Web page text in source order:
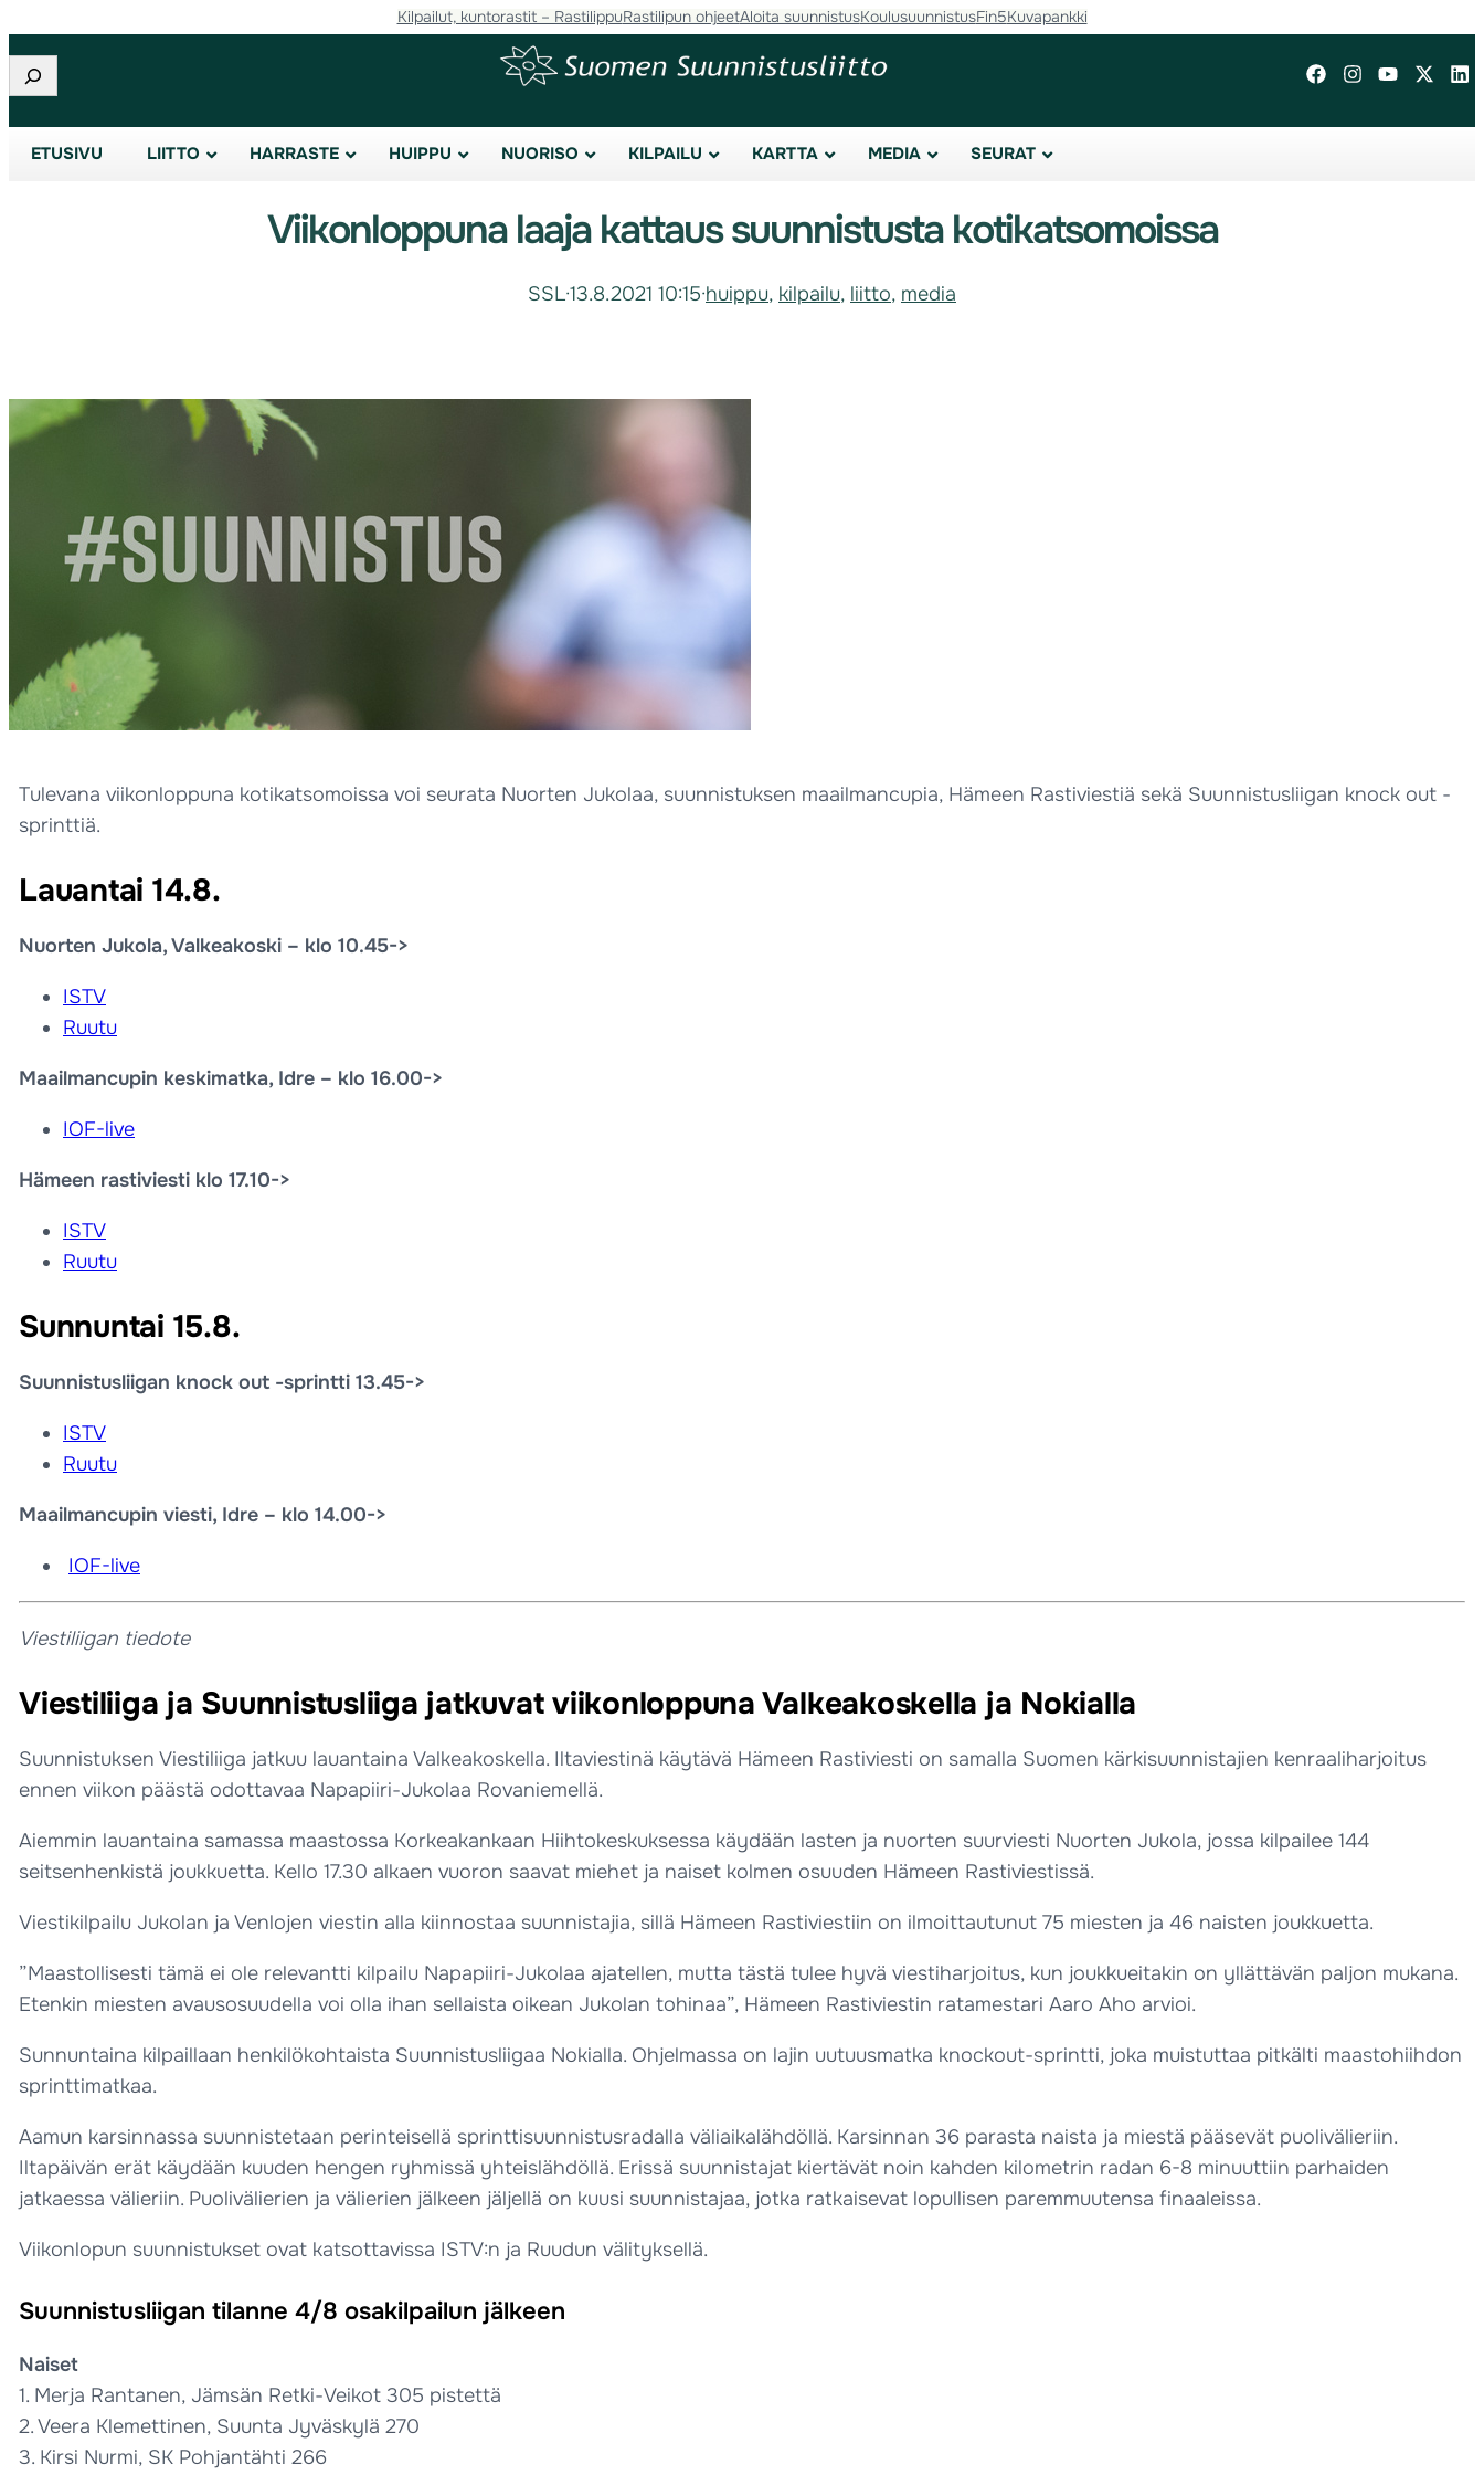
Kilpailut, kuntorastit – RastilippuRastilipun ohjeetAloita suunnistusKoulusuunnistusFin5Kuvapankki
Etsi
ETUSIVU LIITTO HARRASTE HUIPPU NUORISO KILPAILU KARTTA MEDIA SEURAT
Viikonloppuna laaja kattaus suunnistusta kotikatsomoissa
SSL·13.8.2021 10:15·huippu, kilpailu, liitto, media
Tulevana viikonloppuna kotikatsomoissa voi seurata Nuorten Jukolaa, suunnistuksen maailmancupia, Hämeen Rastiviestiä sekä Suunnistusliigan knock out -
sprinttiä.
Lauantai 14.8.
Nuorten Jukola, Valkeakoski – klo 10.45->
ISTV
Ruutu
Maailmancupin keskimatka, Idre – klo 16.00->
IOF-live
Hämeen rastiviesti klo 17.10->
ISTV
Ruutu
Sunnuntai 15.8.
Suunnistusliigan knock out -sprintti 13.45->
ISTV
Ruutu
Maailmancupin viesti, Idre – klo 14.00->
IOF-live
Viestiliigan tiedote
Viestiliiga ja Suunnistusliiga jatkuvat viikonloppuna Valkeakoskella ja Nokialla
Suunnistuksen Viestiliiga jatkuu lauantaina Valkeakoskella. Iltaviestinä käytävä Hämeen Rastiviesti on samalla Suomen kärkisuunnistajien kenraaliharjoitus
ennen viikon päästä odottavaa Napapiiri-Jukolaa Rovaniemellä.
Aiemmin lauantaina samassa maastossa Korkeakankaan Hiihtokeskuksessa käydään lasten ja nuorten suurviesti Nuorten Jukola, jossa kilpailee 144
seitsenhenkistä joukkuetta. Kello 17.30 alkaen vuoron saavat miehet ja naiset kolmen osuuden Hämeen Rastiviestissä.
Viestikilpailu Jukolan ja Venlojen viestin alla kiinnostaa suunnistajia, sillä Hämeen Rastiviestiin on ilmoittautunut 75 miesten ja 46 naisten joukkuetta.
”Maastollisesti tämä ei ole relevantti kilpailu Napapiiri-Jukolaa ajatellen, mutta tästä tulee hyvä viestiharjoitus, kun joukkueitakin on yllättävän paljon mukana.
Etenkin miesten avausosuudella voi olla ihan sellaista oikean Jukolan tohinaa”, Hämeen Rastiviestin ratamestari Aaro Aho arvioi.
Sunnuntaina kilpaillaan henkilökohtaista Suunnistusliigaa Nokialla. Ohjelmassa on lajin uutuusmatka knockout-sprintti, joka muistuttaa pitkälti maastohiihdon
sprinttimatkaa.
Aamun karsinnassa suunnistetaan perinteisellä sprinttisuunnistusradalla väliaikalähdöllä. Karsinnan 36 parasta naista ja miestä pääsevät puolivälieriin.
Iltapäivän erät käydään kuuden hengen ryhmissä yhteislähdöllä. Erissä suunnistajat kiertävät noin kahden kilometrin radan 6-8 minuuttiin parhaiden
jatkaessa välieriin. Puolivälierien ja välierien jälkeen jäljellä on kuusi suunnistajaa, jotka ratkaisevat lopullisen paremmuutensa finaaleissa.
Viikonlopun suunnistukset ovat katsottavissa ISTV:n ja Ruudun välityksellä.
Suunnistusliigan tilanne 4/8 osakilpailun jälkeen
Naiset
1. Merja Rantanen, Jämsän Retki-Veikot 305 pistettä
2. Veera Klemettinen, Suunta Jyväskylä 270
3. Kirsi Nurmi, SK Pohjantähti 266